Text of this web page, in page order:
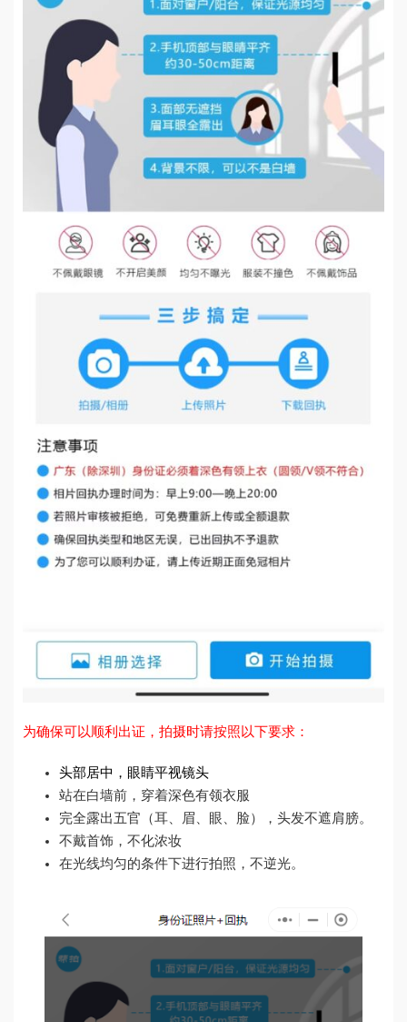
为确保可以顺利出证，拍摄时请按照以下要求：
头部居中，眼睛平视镜头
站在白墙前，穿着深色有领衣服
完全露出五官（耳、眉、眼、脸），头发不遮肩膀。
不戴首饰，不化浓妆
在光线均匀的条件下进行拍照，不逆光。